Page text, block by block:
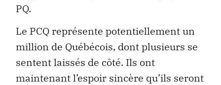
PQ.
Le PCQ représente potentiellement un
million de Québécois, dont plusieurs se
sentent laissés de côté. Ils ont
maintenant l’espoir sincère qu’ils seront